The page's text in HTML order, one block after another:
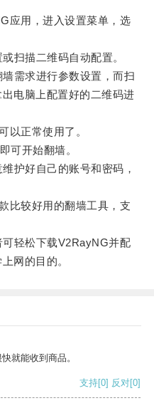
用，进入设置菜单，选
描二维码自动配置。
需求进行参数设置，而扫
电脑上配置好的二维码进
正常使用了。
开始翻墙。
好自己的账号和密码，
较好用的翻墙工具，支
轻松下载V2RayNG并配
网的目的。
就能收到商品。
支持[0] 反对[0]